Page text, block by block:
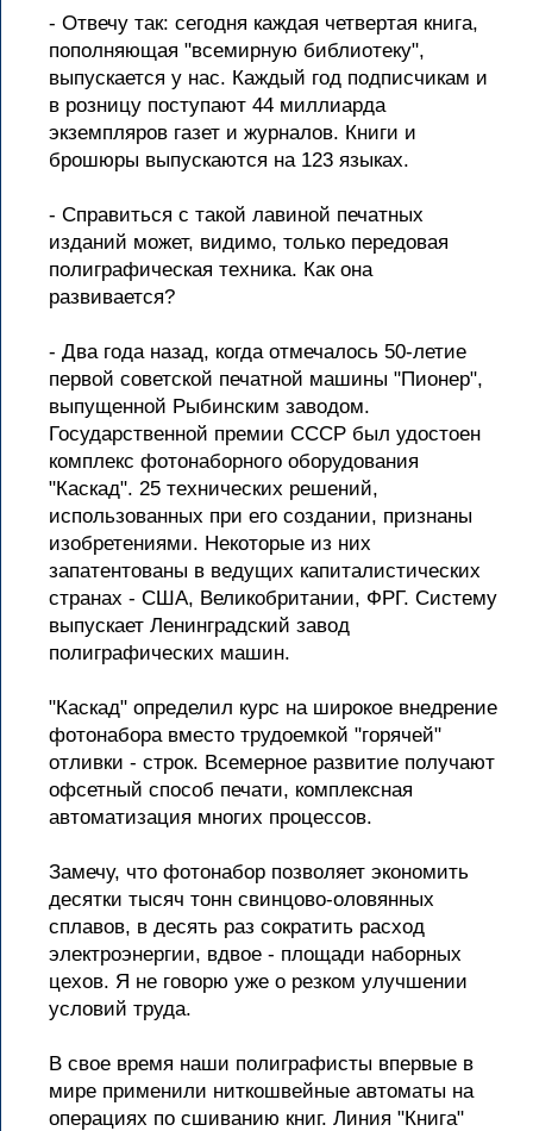
- Отвечу так: сегодня каждая четвертая книга,
пополняющая "всемирную библиотеку",
выпускается у нас. Каждый год подписчикам и
в розницу поступают 44 миллиарда
экземпляров газет и журналов. Книги и
брошюры выпускаются на 123 языках.
- Справиться с такой лавиной печатных
изданий может, видимо, только передовая
полиграфическая техника. Как она
развивается?
- Два года назад, когда отмечалось 50-летие
первой советской печатной машины "Пионер",
выпущенной Рыбинским заводом.
Государственной премии СССР был удостоен
комплекс фотонаборного оборудования
"Каскад". 25 технических решений,
использованных при его создании, признаны
изобретениями. Некоторые из них
запатентованы в ведущих капиталистических
странах - США, Великобритании, ФРГ. Систему
выпускает Ленинградский завод
полиграфических машин.
"Каскад" определил курс на широкое внедрение
фотонабора вместо трудоемкой "горячей"
отливки - строк. Всемерное развитие получают
офсетный способ печати, комплексная
автоматизация многих процессов.
Замечу, что фотонабор позволяет экономить
десятки тысяч тонн свинцово-оловянных
сплавов, в десять раз сократить расход
электроэнергии, вдвое - площади наборных
цехов. Я не говорю уже о резком улучшении
условий труда.
В свое время наши полиграфисты впервые в
мире применили ниткошвейные автоматы на
операциях по сшиванию книг. Линия "Книга"